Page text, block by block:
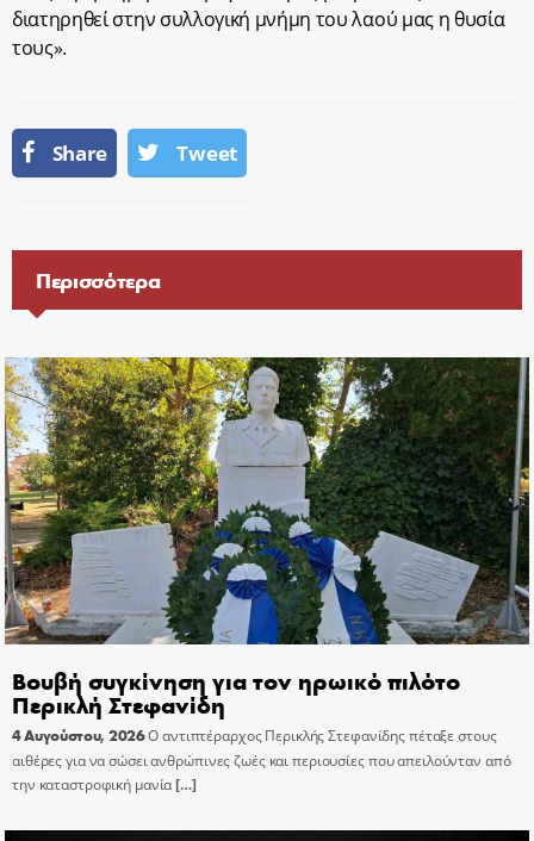
διατηρηθεί στην συλλογική μνήμη του λαού μας η θυσία
τους».
Share Tweet
Περισσότερα
Βουβή συγκίνηση για τον ηρωικό πιλότο
Περικλή Στεφανίδη
4 Αυγούστου, 2026Ο αντιπτέραρχος Περικλής Στεφανίδης πέταξε στους
αιθέρες για να σώσει ανθρώπινες ζωές και περιουσίες που απειλούνταν από
την καταστροφική μανία[…]